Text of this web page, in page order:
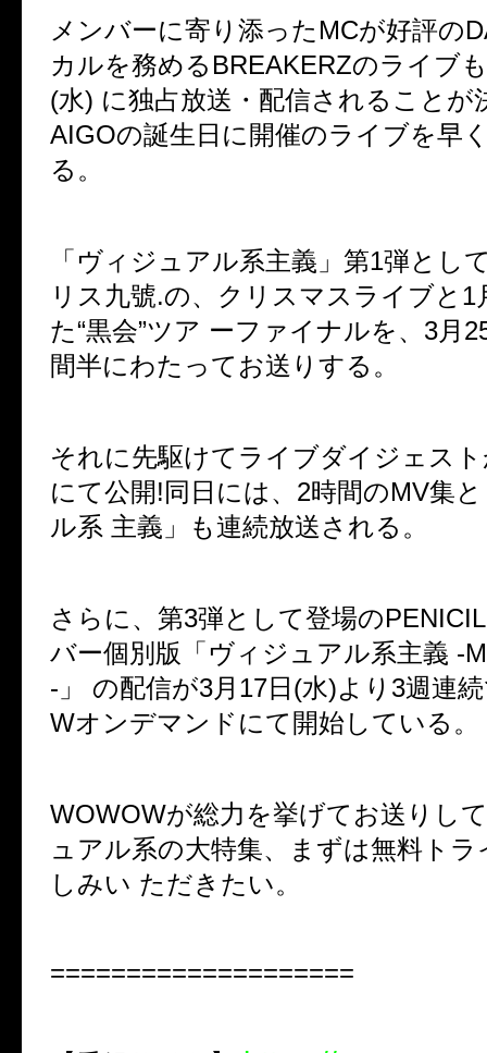
メンバーに寄り添った MCが好評の
カルを務める BREAKERZのライブ
(水) に独占放送・配信されることが
AIGOの誕生日に開催のライブを早
る。
「ヴィジュアル系主義」第1弾とし
リス九號.の、クリスマスライブと 1
た“黒会”ツア ーファイナルを、 3月
間半にわたってお送りする。
それに先駆けてライブダイジェス
にて公開!同日には、 2時間のMV集
ル系 主義」も連続放送される。
さらに、第3弾として登場の
バー個別版「ヴィジュアル系主義 -
- 」 の配信が3月 17日 (水)より 3週連
Wオンデマンドにて開始している。
WOWOWが総力を挙げてお送りし
ュアル系の大特集、まずは無料ト
しみい ただきたい。
====================